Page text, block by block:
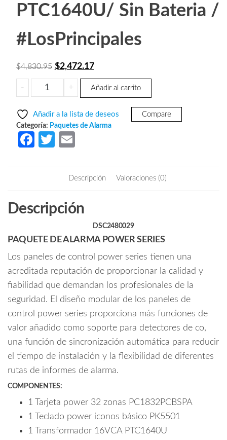
PTC1640U/ Sin Bateria /
#LosPrincipales
$4,830.95 El
precio
original
$4,830.95.
$2,472.17El
precio
$2,472.17.
-
POWER-
SB-
Paquete
Power
PC1832PCBSPA
Zonas
cableadas
a
32/
Teclado
PK5501/Gabinete
Metálico
GTVCMX003/
Fuente
de
Poder
Bateria
/
#LosPrincipales
+ Añadir al carrito
Añadir a la lista de deseos Compare
Categoría: Paquetes de Alarma
Fa
o
T
itt
ail
Descripción Valoraciones (0)
Descripción
DSC2480029
PAQUETE DE ALARMA POWER SERIES
Los paneles de control power series tienen una
acreditada reputación de proporcionar la calidad y
fiabilidad que demandan los profesionales de la
seguridad. El diseño modular de los paneles de
control power series proporciona más funciones de
valor añadido como soporte para detectores de co,
una función de sincronización automática para reducir
el tiempo de instalación y la flexibilidad de diferentes
rutas de informes de alarma.
COMPONENTES:
1 Tarjeta power 32 zonas PC1832PCBSPA
1 Teclado power iconos básico PK5501
1 Transformador 16VCA PTC1640U